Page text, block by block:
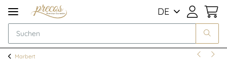
DE
Marbert